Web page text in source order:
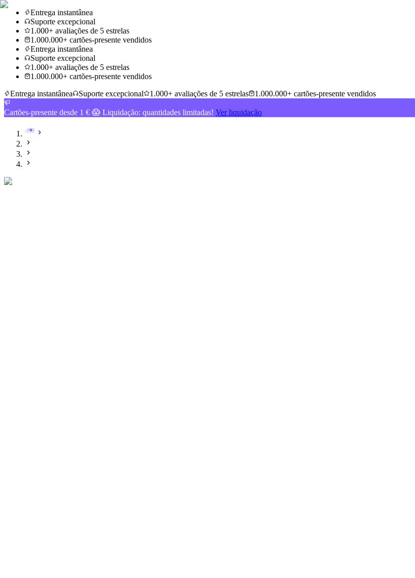
Entrega instantânea
Suporte excepcional
1.000+ avaliações de 5 estrelas
1.000.000+ cartões-presente vendidos
Entrega instantânea
Suporte excepcional
1.000+ avaliações de 5 estrelas
1.000.000+ cartões-presente vendidos
Entrega instantânea
Suporte excepcional 1.000+ avaliações de 5 estrelas 1.000.000+ cartões-presente vendidos
Cartões-presente desde 1 € 😱 Liquidação: quantidades limitadas! Ver liquidação